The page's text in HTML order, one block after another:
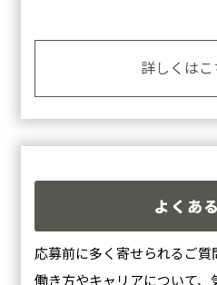
詳しくはこ
よくあ
応募前に多く寄せられるご質
働き方やキャリアについて